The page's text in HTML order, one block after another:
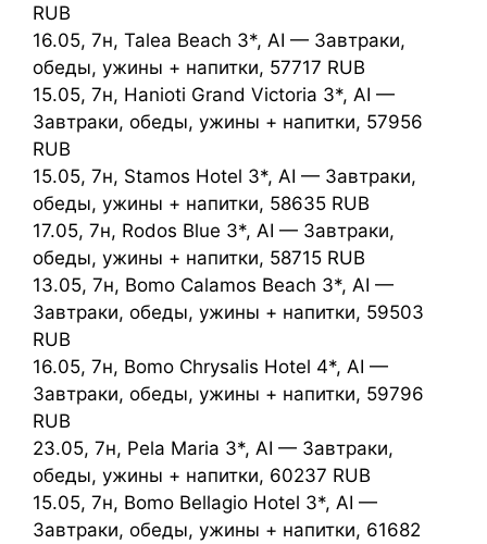
RUB
16.05, 7н, Talea Beach 3*, AI — Завтраки,
обеды, ужины + напитки, 57717 RUB
15.05, 7н, Hanioti Grand Victoria 3*, AI —
Завтраки, обеды, ужины + напитки, 57956
RUB
15.05, 7н, Stamos Hotel 3*, AI — Завтраки,
обеды, ужины + напитки, 58635 RUB
17.05, 7н, Rodos Blue 3*, AI — Завтраки,
обеды, ужины + напитки, 58715 RUB
13.05, 7н, Bomo Calamos Beach 3*, AI —
Завтраки, обеды, ужины + напитки, 59503
RUB
16.05, 7н, Bomo Chrysalis Hotel 4*, AI —
Завтраки, обеды, ужины + напитки, 59796
RUB
23.05, 7н, Pela Maria 3*, AI — Завтраки,
обеды, ужины + напитки, 60237 RUB
15.05, 7н, Bomo Bellagio Hotel 3*, AI —
Завтраки, обеды, ужины + напитки, 61682